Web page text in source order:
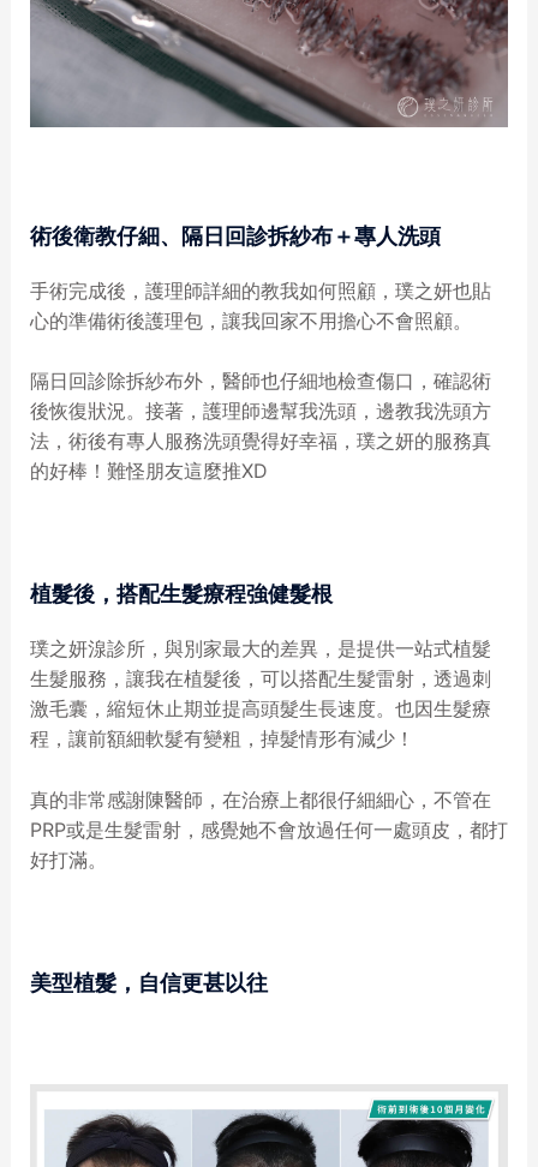
術後衛教仔細、隔日回診拆紗布＋專人洗頭
手術完成後，護理師詳細的教我如何照顧，璞之妍也貼
心的準備術後護理包，讓我回家不用擔心不會照顧。
隔日回診除拆紗布外，醫師也仔細地檢查傷口，確認術
後恢復狀況。接著，護理師邊幫我洗頭，邊教我洗頭方
法，術後有專人服務洗頭覺得好幸福，璞之妍的服務真
的好棒！難怪朋友這麼推XD
植髮後，搭配生髮療程強健髮根
璞之妍湶診所，與別家最大的差異，是提供一站式植髮
生髮服務，讓我在植髮後，可以搭配生髮雷射，透過刺
激毛囊，縮短休止期並提高頭髮生長速度。也因生髮療
程，讓前額細軟髮有變粗，掉髮情形有減少！
真的非常感謝陳醫師，在治療上都很仔細細心，不管在
PRP或是生髮雷射，感覺她不會放過任何一處頭皮，都打
好打滿。
美型植髮，自信更甚以往